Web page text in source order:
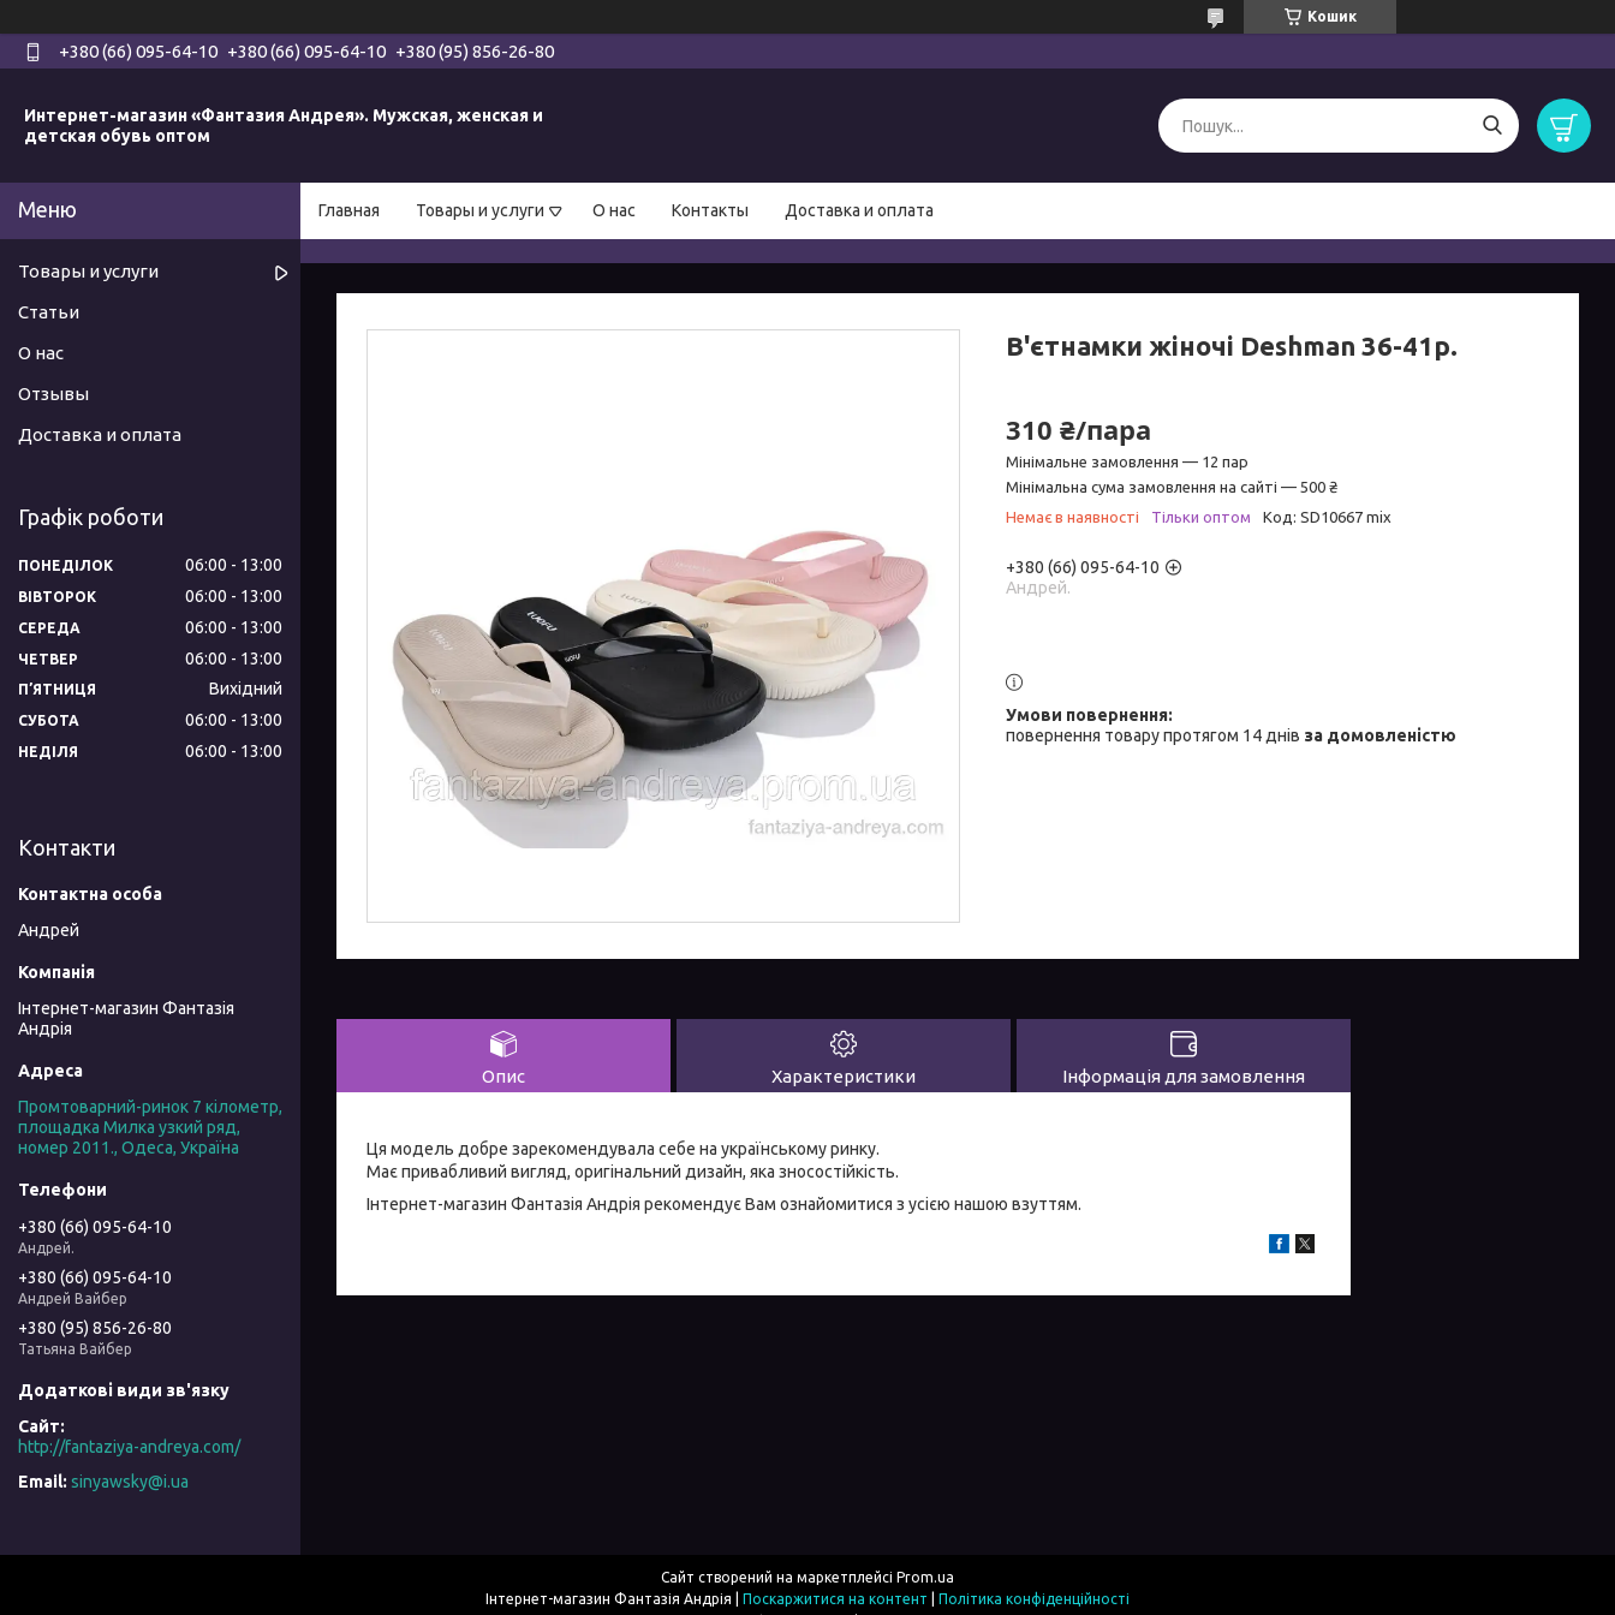
Кошик
+380 (66) 095-64-10 +380 (66) 095-64-10 +380 (95) 856-26-80
Интернет-магазин «Фантазия Андрея». Мужская, женская и
детская обувь оптом
Главная Товары и услуги О нас Контакты Доставка и оплата
В'єтнамки жіночі Deshman 36-41р.
310 ₴/пара
Мінімальне замовлення — 12 пар
Мінімальна сума замовлення на сайті — 500 ₴
Немає в наявності
Тільки оптом Код: SD10667 mix
+380 (66) 095-64-10
Андрей.
повернення товару протягом 14 днів за домовленістю
Опис Характеристики Інформація для замовлення
Ця модель добре зарекомендувала себе на українському ринку.
Має привабливий вигляд, оригінальний дизайн, яка зносостійкість.
Інтернет-магазин Фантазія Андрія рекомендує Вам ознайомитися з усією нашою взуттям.
Товары и услуги
Статьи
О нас
Отзывы
Доставка и оплата
Графік роботи
ПОНЕДІЛОК 06:00 13:00
ВІВТОРОК 06:00 13:00
СЕРЕДА 06:00 13:00
ЧЕТВЕР 06:00 13:00
ПʼЯТНИЦЯ Вихідний
СУБОТА 06:00 13:00
НЕДІЛЯ 06:00 13:00
Контакти
Андрей
Інтернет-магазин Фантазія
Андрія
Промтоварний-ринок 7 кілометр,
площадка Милка узкий ряд,
номер 2011., Одеса, Україна
+380 (66) 095-64-10
Андрей.
+380 (66) 095-64-10
Андрей Вайбер
+380 (95) 856-26-80
Татьяна Вайбер
http://fantaziya-andreya.com/
sinyawsky@i.ua
Сайт створений на маркетплейсі Prom.ua
Поскаржитися на контент
Політика конфіденційності